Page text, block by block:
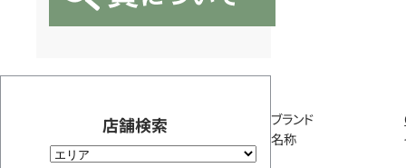
店舗検索 ブランド
名称